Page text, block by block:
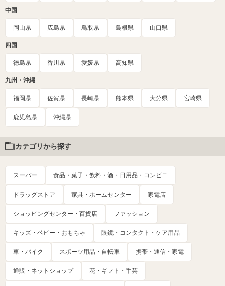
中国
岡山県 広島県 鳥取県 島根県 山口県
四国
徳島県 香川県 愛媛県 高知県
九州・沖縄
福岡県 佐賀県 長崎県 熊本県 大分県 宮崎県
鹿児島県 沖縄県
カテゴリから探す
スーパー 食品・菓子・飲料・酒・日用品・コンビニ
ドラッグストア 家具・ホームセンター 家電店
ショッピングセンター・百貨店 ファッション
キッズ・ベビー・おもちゃ 眼鏡・コンタクト・ケア用品
車・バイク スポーツ用品・自転車 携帯・通信・家電
通販・ネットショップ 花・ギフト・手芸